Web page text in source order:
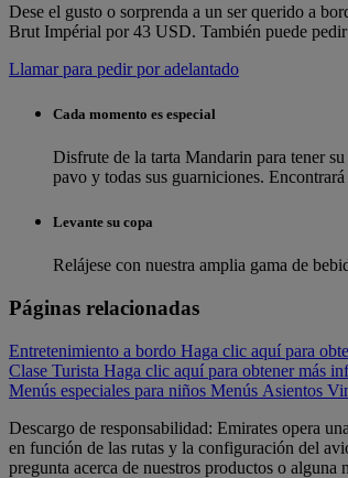
Dese el gusto o sorprenda a un ser querido a
Brut Impérial por 43 USD. También puede
Llamar para pedir por adelantado
Cada momento es especial
Disfrute de la tarta Mandarin para tener
pavo y todas sus guarniciones.
Levante su copa
Relájese con nuestra amplia gama de
Páginas relacionadas
Entretenimiento a bordo Haga clic aquí para
Clase Turista Haga clic aquí para obtener más
Menús especiales para niños Menús Asientos
Descargo de responsabilidad: Emirates opera
en función de las rutas y la configuración del
pregunta acerca de nuestros productos o alguna